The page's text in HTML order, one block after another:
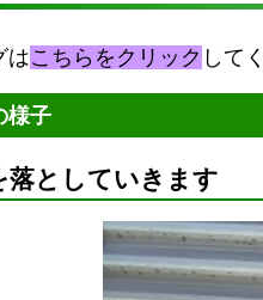
はこちらをクリック して
様子
落としていきます